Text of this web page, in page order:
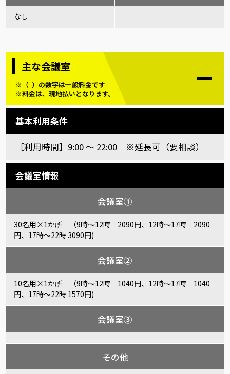
なし
主な会議室
※（ ）の数字は一般料金です
※料金は、現地払いとなります。
基本利用条件
［利用時間］9:00 〜 22:00 ※延長可（要相談）
会議室情報
会議室①
30名用×1か所 （9時～12時 2090円、12時～17時 2090
円、17時～22時 3090円)
会議室②
10名用×1か所 （9時～12時 1040円、12時～17時 1040
円、17時～22時 1570円)
会議室③
その他